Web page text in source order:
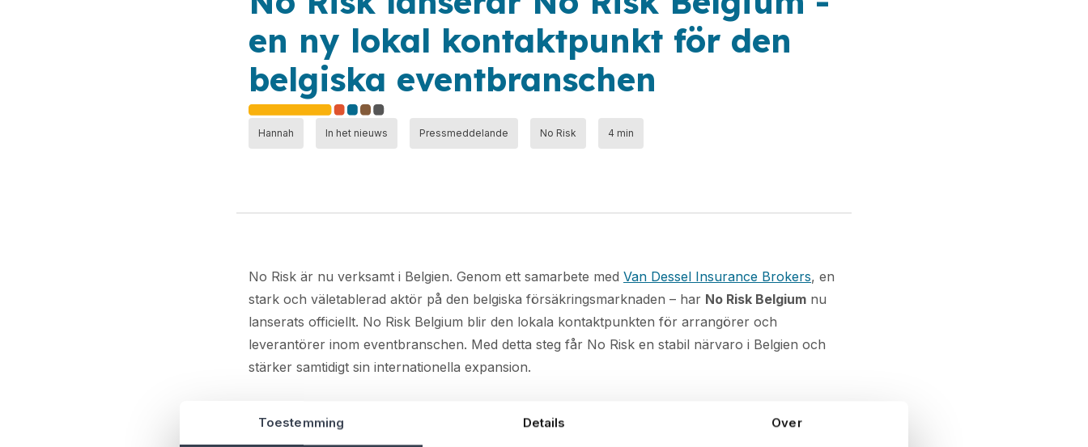
Toestemming Details Over
en ny lokal kontaktpunkt för den
belgiska eventbranschen
Hannah In het nieuws Pressmeddelande No Risk 4 min
No Risk är nu verksamt i Belgien. Genom ett samarbete med Van Dessel Insurance Brokers, en
stark och väletablerad aktör på den belgiska försäkringsmarknaden – har No Risk Belgium nu
lanserats officiellt. No Risk Belgium blir den lokala kontaktpunkten för arrangörer och
leverantörer inom eventbranschen. Med detta steg får No Risk en stabil närvaro i Belgien och
stärker samtidigt sin internationella expansion.
Försäkrade av riktiga experter inom eventbranschen